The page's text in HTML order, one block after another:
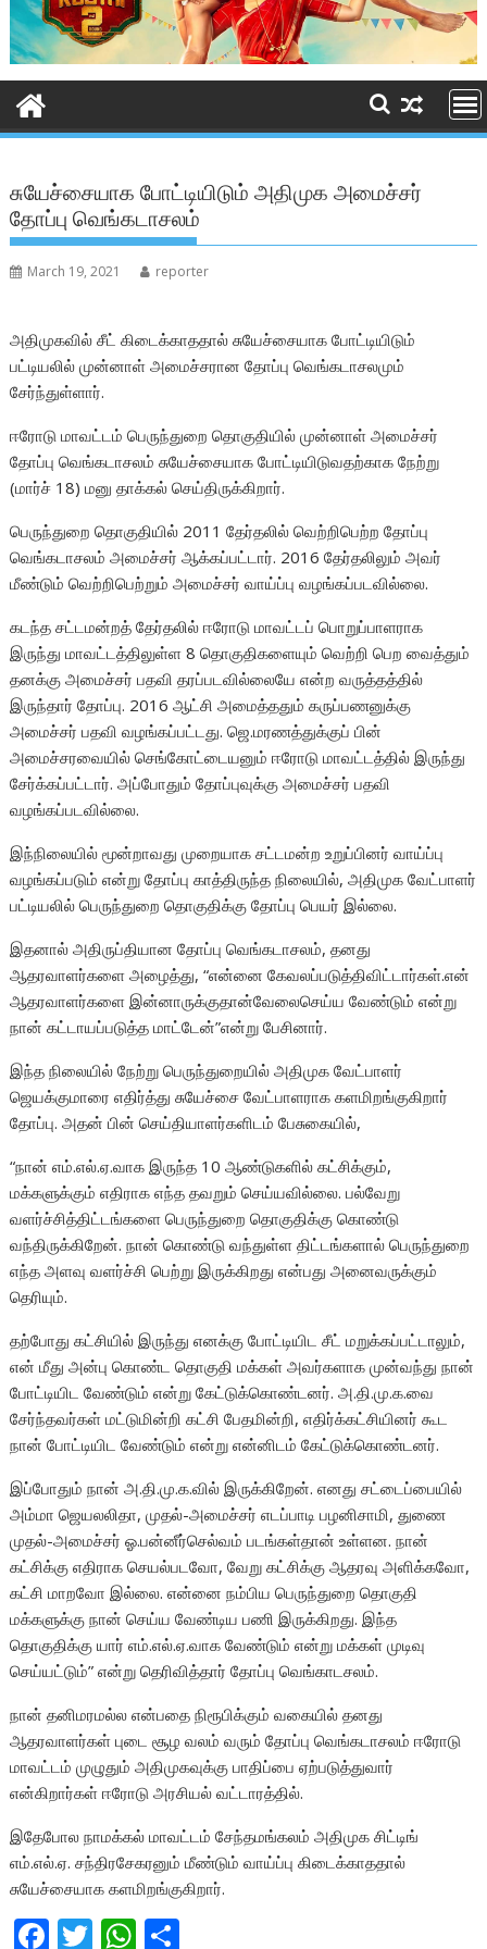
சுயேச்சையாக போட்டியிடும் அதிமுக அமைச்சர்
தோப்பு வெங்கடாசலம்
March 19, 2021 reporter
அதிமுகவில் சீட் கிடைக்காததால் சுயேச்சையாக போட்டியிடும்
பட்டியலில் முன்னாள் அமைச்சரான தோப்பு வெங்கடாசலமும்
சேர்ந்துள்ளார்.
ஈரோடு மாவட்டம் பெருந்துறை தொகுதியில் முன்னாள் அமைச்சர்
தோப்பு வெங்கடாசலம் சுயேச்சையாக போட்டியிடுவதற்காக நேற்று
(மார்ச் 18) மனு தாக்கல் செய்திருக்கிறார்.
பெருந்துறை தொகுதியில் 2011 தேர்தலில் வெற்றிபெற்ற தோப்பு
வெங்கடாசலம் அமைச்சர் ஆக்கப்பட்டார். 2016 தேர்தலிலும் அவர்
மீண்டும் வெற்றிபெற்றும் அமைச்சர் வாய்ப்பு வழங்கப்படவில்லை.
கடந்த சட்டமன்றத் தேர்தலில் ஈரோடு மாவட்டப் பொறுப்பாளராக
இருந்து மாவட்டத்திலுள்ள 8 தொகுதிகளையும் வெற்றி பெற வைத்தும்
தனக்கு அமைச்சர் பதவி தரப்படவில்லையே என்ற வருத்தத்தில்
இருந்தார் தோப்பு. 2016 ஆட்சி அமைத்ததும் கருப்பணனுக்கு
அமைச்சர் பதவி வழங்கப்பட்டது. ஜெ.மரணத்துக்குப் பின்
அமைச்சரவையில் செங்கோட்டையனும் ஈரோடு மாவட்டத்தில் இருந்து
சேர்க்கப்பட்டார். அப்போதும் தோப்புவுக்கு அமைச்சர் பதவி
வழங்கப்படவில்லை.
இந்நிலையில் மூன்றாவது முறையாக சட்டமன்ற உறுப்பினர் வாய்ப்பு
வழங்கப்படும் என்று தோப்பு காத்திருந்த நிலையில், அதிமுக வேட்பாளர்
பட்டியலில் பெருந்துறை தொகுதிக்கு தோப்பு பெயர் இல்லை.
இதனால் அதிருப்தியான தோப்பு வெங்கடாசலம், தனது
ஆதரவாளர்களை அழைத்து, “என்னை கேவலப்படுத்திவிட்டார்கள்.என்
ஆதரவாளர்களை இன்னாருக்குதான்வேலைசெய்ய வேண்டும் என்று
நான் கட்டாயப்படுத்த மாட்டேன்”என்று பேசினார்.
இந்த நிலையில் நேற்று பெருந்துறையில் அதிமுக வேட்பாளர்
ஜெயக்குமாரை எதிர்த்து சுயேச்சை வேட்பாளராக களமிறங்குகிறார்
தோப்பு. அதன் பின் செய்தியாளர்களிடம் பேசுகையில்,
“நான் எம்.எல்.ஏ.வாக இருந்த 10 ஆண்டுகளில் கட்சிக்கும்,
மக்களுக்கும் எதிராக எந்த தவறும் செய்யவில்லை. பல்வேறு
வளர்ச்சித்திட்டங்களை பெருந்துறை தொகுதிக்கு கொண்டு
வந்திருக்கிறேன். நான் கொண்டு வந்துள்ள திட்டங்களால் பெருந்துறை
எந்த அளவு வளர்ச்சி பெற்று இருக்கிறது என்பது அனைவருக்கும்
தெரியும்.
தற்போது கட்சியில் இருந்து எனக்கு போட்டியிட சீட் மறுக்கப்பட்டாலும்,
என் மீது அன்பு கொண்ட தொகுதி மக்கள் அவர்களாக முன்வந்து நான்
போட்டியிட வேண்டும் என்று கேட்டுக்கொண்டனர். அ.தி.மு.க.வை
சேர்ந்தவர்கள் மட்டுமின்றி கட்சி பேதமின்றி, எதிர்க்கட்சியினர் கூட
நான் போட்டியிட வேண்டும் என்று என்னிடம் கேட்டுக்கொண்டனர்.
இப்போதும் நான் அ.தி.மு.க.வில் இருக்கிறேன். எனது சட்டைப்பையில்
அம்மா ஜெயலலிதா, முதல்-அமைச்சர் எடப்பாடி பழனிசாமி, துணை
முதல்-அமைச்சர் ஓ.பன்னீர்செல்வம் படங்கள்தான் உள்ளன. நான்
கட்சிக்கு எதிராக செயல்படவோ, வேறு கட்சிக்கு ஆதரவு அளிக்கவோ,
கட்சி மாறவோ இல்லை. என்னை நம்பிய பெருந்துறை தொகுதி
மக்களுக்கு நான் செய்ய வேண்டிய பணி இருக்கிறது. இந்த
தொகுதிக்கு யார் எம்.எல்.ஏ.வாக வேண்டும் என்று மக்கள் முடிவு
செய்யட்டும்” என்று தெரிவித்தார் தோப்பு வெங்காடசலம்.
நான் தனிமரமல்ல என்பதை நிரூபிக்கும் வகையில் தனது
ஆதரவாளர்கள் புடை சூழ வலம் வரும் தோப்பு வெங்கடாசலம் ஈரோடு
மாவட்டம் முழுதும் அதிமுகவுக்கு பாதிப்பை ஏற்படுத்துவார்
என்கிறார்கள் ஈரோடு அரசியல் வட்டாரத்தில்.
இதேபோல நாமக்கல் மாவட்டம் சேந்தமங்கலம் அதிமுக சிட்டிங்
எம்.எல்.ஏ. சந்திரசேகரனும் மீண்டும் வாய்ப்பு கிடைக்காததால்
சுயேச்சையாக களமிறங்குகிறார்.
F T W